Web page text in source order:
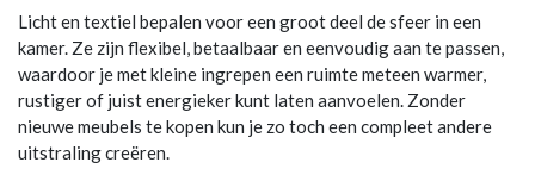
Licht en textiel bepalen voor een groot deel de sfeer in een
kamer. Ze zijn flexibel, betaalbaar en eenvoudig aan te passen,
waardoor je met kleine ingrepen een ruimte meteen warmer,
rustiger of juist energieker kunt laten aanvoelen. Zonder
nieuwe meubels te kopen kun je zo toch een compleet andere
uitstraling creëren.